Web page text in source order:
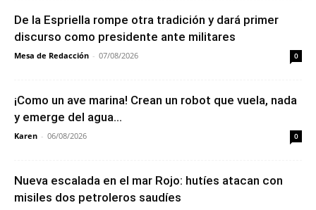
De la Espriella rompe otra tradición y dará primer
discurso como presidente ante militares
Mesa de Redacción - 07/08/2026 0
¡Como un ave marina! Crean un robot que vuela, nada
y emerge del agua...
Karen - 06/08/2026 0
Nueva escalada en el mar Rojo: hutíes atacan con
misiles dos petroleros saudíes